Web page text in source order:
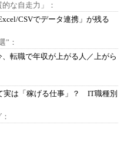
な自走力」：
CSVでデータ連携」が残る
”：
転職で年収が上がる人／上がら
実は「稼げる仕事」？ IT職種別